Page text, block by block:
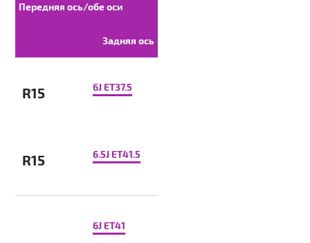
Передняя ось/обе оси
Задняя ось
R15 6J ET37.5
R15 6.5J ET41.5
6J ET41